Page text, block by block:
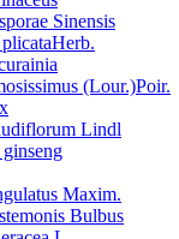
Sinensis
(Lour.)Poir.
Lindl
Maxim.
Bulbus